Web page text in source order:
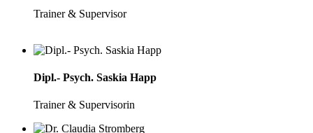
Trainer & Supervisor
Dipl.- Psych. Saskia Happ
Trainer & Supervisorin